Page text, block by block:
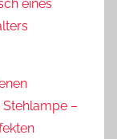
eines
–